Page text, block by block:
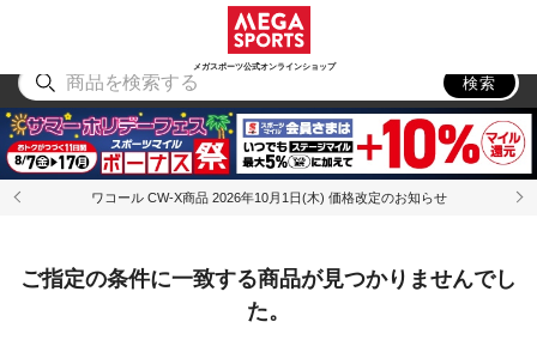
メガスポーツ公式オンラインショップ
アウトドア
検索
ワコール CW-X商品 2026年10月1日(木) 価格改定のお知らせ
ご指定の条件に一致する商品が見つかりませんでし
た。